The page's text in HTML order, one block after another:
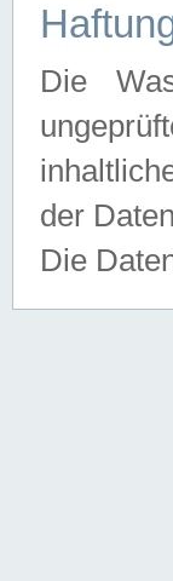
Die
der
Die